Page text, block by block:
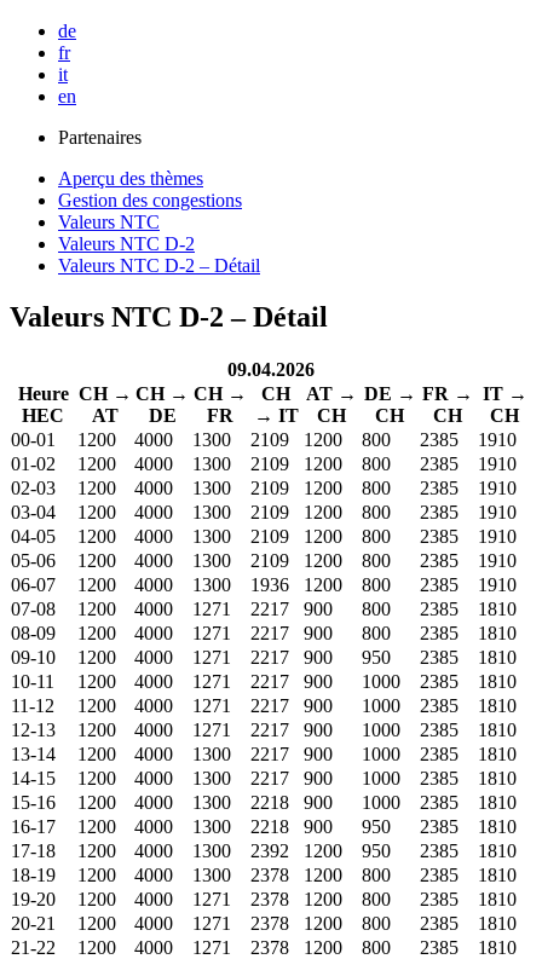
de
fr
it
en
Partenaires
Aperçu des thèmes
Gestion des congestions
Valeurs NTC
Valeurs NTC D-2
Valeurs NTC D-2 – Détail
Valeurs NTC D-2 – Détail
09.04.2026
Heure
HEC
CH →
AT
CH →
DE
CH →
FR
CH
→ IT
AT →
CH
DE →
CH
FR →
CH
IT →
CH
00-01
1200 4000 1300 2109 1200 800 2385
1910
01-02
1200 4000 1300 2109 1200 800 2385
1910
02-03
1200 4000 1300 2109 1200 800 2385
1910
03-04
1200 4000 1300 2109 1200 800 2385
1910
04-05
1200 4000 1300 2109 1200 800 2385
1910
05-06
1200 4000 1300 2109 1200 800 2385
1910
06-07
1200 4000 1300 1936 1200 800 2385
1910
07-08
1200 4000 1271 2217 900 800 2385
1810
08-09
1200 4000 1271 2217 900 800 2385
1810
09-10
1200 4000 1271 2217 900 950 2385
1810
10-11
1200 4000 1271 2217 900 1000 2385
1810
11-12
1200 4000 1271 2217 900 1000 2385
1810
12-13
1200 4000 1271 2217 900 1000 2385
1810
13-14
1200 4000 1300 2217 900 1000 2385
1810
14-15
1200 4000 1300 2217 900 1000 2385
1810
15-16
1200 4000 1300 2218 900 1000 2385
1810
16-17
1200 4000 1300 2218 900 950 2385
1810
17-18
1200 4000 1300 2392 1200 950 2385
1810
18-19
1200 4000 1300 2378 1200 800 2385
1810
19-20
1200 4000 1271 2378 1200 800 2385
1810
20-21
1200 4000 1271 2378 1200 800 2385
1810
21-22
1200 4000 1271 2378 1200 800 2385 1810